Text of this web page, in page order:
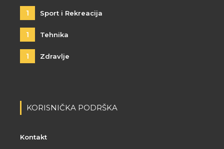
1 Sport i Rekreacija
1 Tehnika
1 Zdravlje
KORISNIČKA PODRŠKA
Kontakt